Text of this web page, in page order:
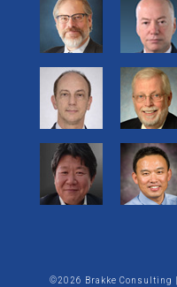
©2026 Brakke Consulting